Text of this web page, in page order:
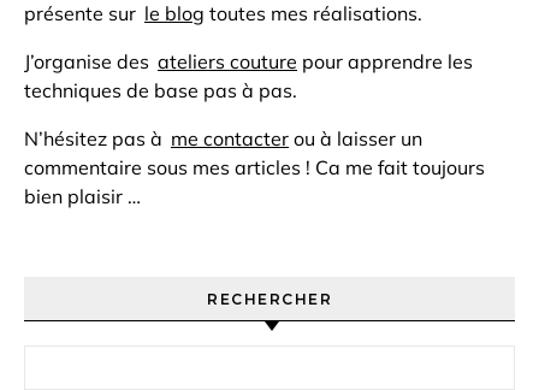
présente sur le blog toutes mes réalisations.
J’organise des ateliers couture pour apprendre les
techniques de base pas à pas.
N’hésitez pas à me contacter ou à laisser un
commentaire sous mes articles ! Ca me fait toujours
bien plaisir …
RECHERCHER